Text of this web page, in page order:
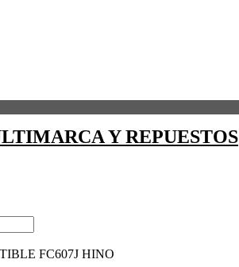
Y REPUESTOS
FC607J HINO